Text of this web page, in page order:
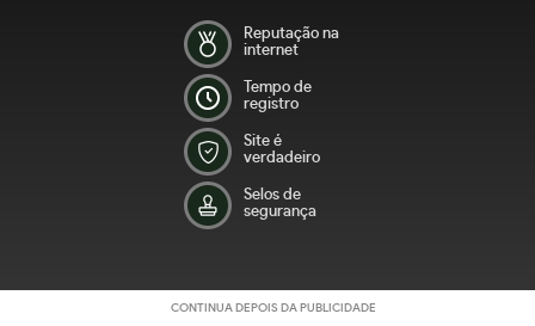
Reputação na
internet
Tempo de
registro
Site é
verdadeiro
Selos de
segurança
CONTINUA DEPOIS DA PUBLICIDADE